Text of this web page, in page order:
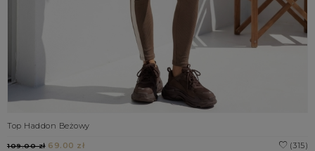
Top Haddon Beżowy
(315)
109.00 zł69.00 zł